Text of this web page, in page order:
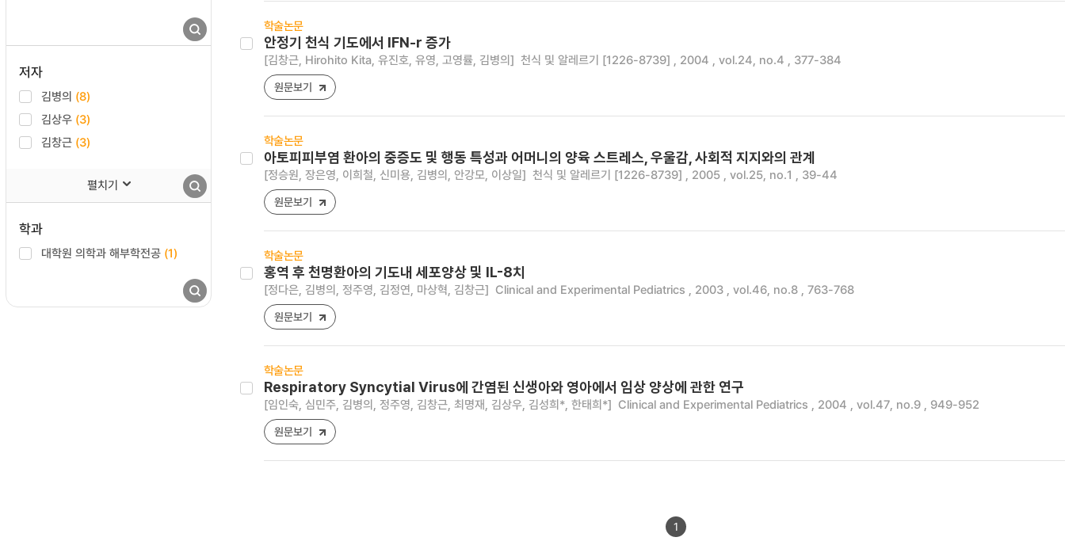
저자
김병의 (8)
김상우 (3)
김창근 (3)
펼치기
학과
대학원 의학과 해부학전공 (1)
학술논문
안정기 천식 기도에서 IFN-r 증가
[김창근, Hirohito Kita, 유진호, 유영, 고영률, 김병의] 천식 및 알레르기 [1226-8739] , 2004 , vol.24, no.4 , 377-384
원문보기
학술논문
아토피피부염 환아의 중증도 및 행동 특성과 어머니의 양육 스트레스, 우울감, 사회적 지지와의 관계
[정승원, 장은영, 이희철, 신미용, 김병의, 안강모, 이상일] 천식 및 알레르기 [1226-8739] , 2005 , vol.25, no.1 , 39-44
원문보기
학술논문
홍역 후 천명환아의 기도내 세포양상 및 IL-8치
[정다은, 김병의, 정주영, 김정연, 마상혁, 김창근] Clinical and Experimental Pediatrics , 2003 , vol.46, no.8 , 763-768
원문보기
학술논문
Respiratory Syncytial Virus에 간염된 신생아와 영아에서 임상 양상에 관한 연구
[임인숙, 심민주, 김병의, 정주영, 김창근, 최명재, 김상우, 김성희*, 한태희*] Clinical and Experimental Pediatrics , 2004 , vol.47, no.9 , 949-952
원문보기
1